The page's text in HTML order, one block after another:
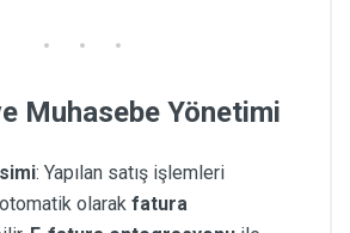
Muhasebe Yönetimi
: Yapılan satış işlemleri
olarak fatura